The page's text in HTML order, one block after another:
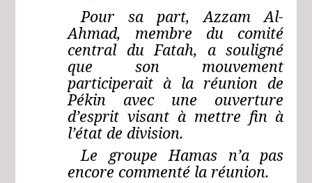
Pour sa part, Azzam Al-
Ahmad, membre du comité
central du Fatah, a souligné
que son mouvement
participerait à la réunion de
Pékin avec une ouverture
d’esprit visant à mettre fin à
l’état de division.
Le groupe Hamas n’a pas
encore commenté la réunion.